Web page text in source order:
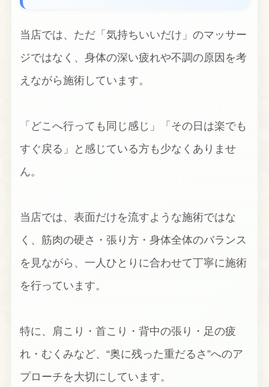
当店では、ただ「気持ちいいだけ」のマッサー
ジではなく、身体の深い疲れや不調の原因を考
えながら施術しています。
「どこへ行っても同じ感じ」「その日は楽でも
すぐ戻る」と感じている方も少なくありませ
ん。
当店では、表面だけを流すような施術ではな
く、筋肉の硬さ・張り方・身体全体のバランス
を見ながら、一人ひとりに合わせて丁寧に施術
を行っています。
特に、肩こり・首こり・背中の張り・足の疲
れ・むくみなど、“奥に残った重だるさ”へのア
プローチを大切にしています。